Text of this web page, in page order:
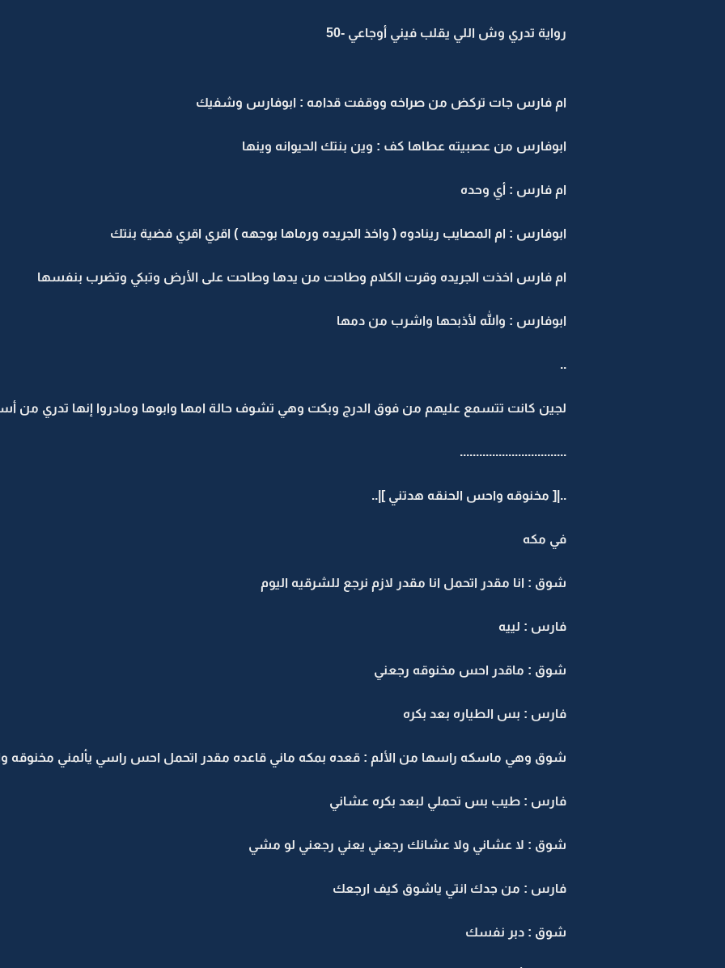
رواية تدري وش اللي يقلب فيني أوجاعي -50
ام فارس جات تركض من صراخه ووقفت قدامه : ابوفارس وشفيك
ابوفارس من عصبيته عطاها كف : وين بنتك الحيوانه وينها
ام فارس : أي وحده
ابوفارس : ام المصايب رينادوه ( واخذ الجريده ورماها بوجهه ) اقري اقري فضية بنتك
ام فارس اخذت الجريده وقرت الكلام وطاحت من يدها وطاحت على الأرض وتبكي وتضرب بنفسها
ابوفارس : والله لأذبحها واشرب من دمها
..
لجين كانت تتسمع عليهم من فوق الدرج وبكت وهي تشوف حالة امها وابوها ومادروا إنها تدري من
.................................
..|[ مخنوقه واحس الحنقه هدتني ]|..
في مكه
شوق : انا مقدر اتحمل انا مقدر لازم نرجع للشرقيه اليوم
فارس : لييه
شوق : ماقدر احس مخنوقه رجعني
فارس : بس الطياره بعد بكره
شوق وهي ماسكه راسها من الألم : قعده بمكه ماني قاعده مقدر اتحمل احس راسي يألمني مخنوقه
فارس : طيب بس تحملي لبعد بكره عشاني
شوق : لا عشاني ولا عشانك رجعني يعني رجعني لو مشي
فارس : من جدك انتي ياشوق كيف ارجعك
شوق : دبر نفسك